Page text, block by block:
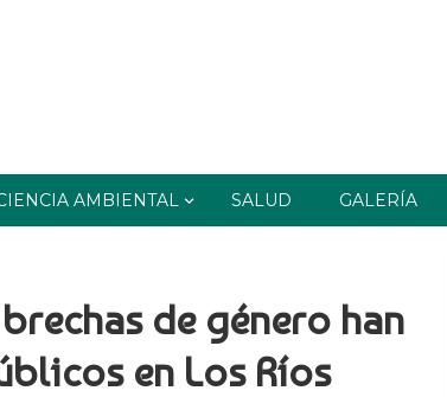
AMBIENTAL SALUD GALERÍA
de género han
en Los Ríos